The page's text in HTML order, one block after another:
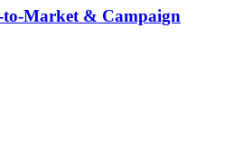
Market & Campaign